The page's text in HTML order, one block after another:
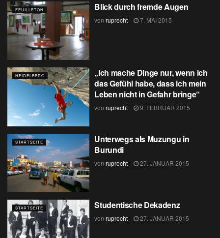
FEUILLETON Blick durch fremde Augen
von ruprecht 7. MAI 2015
HEIDELBERG
„Ich mache Dinge nur, wenn ich
das Gefühl habe, dass ich mein
Leben nicht in Gefahr bringe“
von ruprecht 9. FEBRUAR 2015
STARTSEITE
Unterwegs als Muzungu in
Burundi
von ruprecht 27. JANUAR 2015
STARTSEITE Studentische Dekadenz
von ruprecht 27. JANUAR 2015